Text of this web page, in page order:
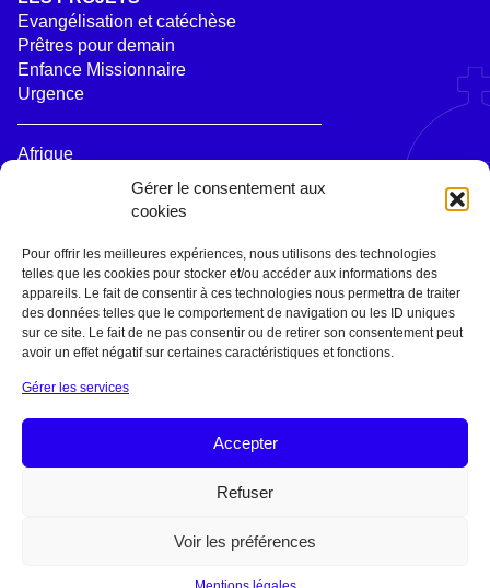
Gérer le consentement aux
cookies
Pour offrir les meilleures expériences, nous utilisons des technologies
telles que les cookies pour stocker et/ou accéder aux informations des
appareils. Le fait de consentir à ces technologies nous permettra de traiter
des données telles que le comportement de navigation ou les ID uniques
sur ce site. Le fait de ne pas consentir ou de retirer son consentement peut
avoir un effet négatif sur certaines caractéristiques et fonctions.
Gérer les services
Accepter
Refuser
Voir les préférences
Evangélisation et catéchèse
Prêtres pour demain
Enfance Missionnaire
Urgence
Afrique
EN DIRECT
Centre de documentation et d'archives
Donner
Financer un projet
Offrir une messe
2026 — Œuvres Pontificales Missionnaires - OPM